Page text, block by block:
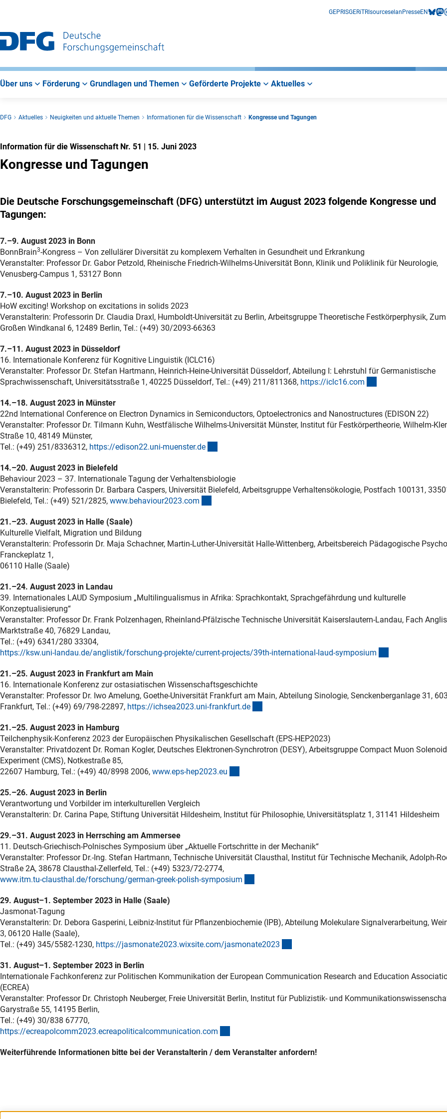
GEPRISGERiTRIsourceselan PresseEN
Über uns Förderung Grundlagen und Themen Geförderte Projekte Aktuelles
DFG Aktuelles Neuigkeiten und aktuelle Themen Informationen für die Wissenschaft Kongresse und Tagungen
Information für die Wissenschaft Nr. 51 | 15. Juni 2023
Kongresse und Tagungen
Die Deutsche Forschungsgemeinschaft (DFG) unterstützt im August 2023 folgende Kongresse und
Tagungen:
7.–9. August 2023 in Bonn
BonnBrain3-Kongress – Von zellulärer Diversität zu komplexem Verhalten in Gesundheit und Erkrankung
Veranstalter: Professor Dr. Gabor Petzold, Rheinische Friedrich-Wilhelms-Universität Bonn, Klinik und Poliklinik für Neurologie,
Venusberg-Campus 1, 53127 Bonn
7.–10. August 2023 in Berlin
HoW exciting! Workshop on excitations in solids 2023
Veranstalterin: Professorin Dr. Claudia Draxl, Humboldt-Universität zu Berlin, Arbeitsgruppe Theoretische Festkörperphysik, Zum
Großen Windkanal 6, 12489 Berlin, Tel.: (+49) 30/2093-66363
7.–11. August 2023 in Düsseldorf
16. Internationale Konferenz für Kognitive Linguistik (ICLC16)
Veranstalter: Professor Dr. Stefan Hartmann, Heinrich-Heine-Universität Düsseldorf, Abteilung I: Lehrstuhl für Germanistische
Sprachwissenschaft, Universitätsstraße 1, 40225 Düsseldorf, Tel.: (+49) 211/811368, https://iclc16.com
14.–18. August 2023 in Münster
22nd International Conference on Electron Dynamics in Semiconductors, Optoelectronics and Nanostructures (EDISON 22)
Veranstalter: Professor Dr. Tilmann Kuhn, Westfälische Wilhelms-Universität Münster, Institut für Festkörpertheorie, Wilhelm-
Straße 10, 48149 Münster,
Tel.: (+49) 251/8336312, https://edison22.uni-muenster.de
14.–20. August 2023 in Bielefeld
Behaviour 2023 – 37. Internationale Tagung der Verhaltensbiologie
Veranstalterin: Professorin Dr. Barbara Caspers, Universität Bielefeld, Arbeitsgruppe Verhaltensökologie, Postfach 100131,
Bielefeld, Tel.: (+49) 521/2825, www.behaviour2023.com
21.–23. August 2023 in Halle (Saale)
Kulturelle Vielfalt, Migration und Bildung
Veranstalterin: Professorin Dr. Maja Schachner, Martin-Luther-Universität Halle-Wittenberg, Arbeitsbereich Pädagogische
Franckeplatz 1,
06110 Halle (Saale)
21.–24. August 2023 in Landau
39. Internationales LAUD Symposium „Multilingualismus in Afrika: Sprachkontakt, Sprachgefährdung und kulturelle
Konzeptualisierung“
Veranstalter: Professor Dr. Frank Polzenhagen, Rheinland-Pfälzische Technische Universität Kaiserslautern-Landau, Fach
Marktstraße 40, 76829 Landau,
Tel.: (+49) 6341/280 33304,
https://ksw.uni-landau.de/anglistik/forschung-projekte/current-projects/39th-international-laud-symposium
21.–25. August 2023 in Frankfurt am Main
16. Internationale Konferenz zur ostasiatischen Wissenschaftsgeschichte
Veranstalter: Professor Dr. Iwo Amelung, Goethe-Universität Frankfurt am Main, Abteilung Sinologie, Senckenberganlage 31,
Frankfurt, Tel.: (+49) 69/798-22897, https://ichsea2023.uni-frankfurt.de
21.–25. August 2023 in Hamburg
Teilchenphysik-Konferenz 2023 der Europäischen Physikalischen Gesellschaft (EPS-HEP2023)
Veranstalter: Privatdozent Dr. Roman Kogler, Deutsches Elektronen-Synchrotron (DESY), Arbeitsgruppe Compact Muon Solenoid
Experiment (CMS), Notkestraße 85,
22607 Hamburg, Tel.: (+49) 40/8998 2006, www.eps-hep2023.eu
25.–26. August 2023 in Berlin
Verantwortung und Vorbilder im interkulturellen Vergleich
Veranstalterin: Dr. Carina Pape, Stiftung Universität Hildesheim, Institut für Philosophie, Universitätsplatz 1, 31141 Hildesheim
29.–31. August 2023 in Herrsching am Ammersee
11. Deutsch-Griechisch-Polnisches Symposium über „Aktuelle Fortschritte in der Mechanik“
Veranstalter: Professor Dr.-Ing. Stefan Hartmann, Technische Universität Clausthal, Institut für Technische Mechanik, Adolph-
Straße 2A, 38678 Clausthal-Zellerfeld, Tel.: (+49) 5323/72-2774,
www.itm.tu-clausthal.de/forschung/german-greek-polish-symposium
29. August–1. September 2023 in Halle (Saale)
Jasmonat-Tagung
Veranstalterin: Dr. Debora Gasperini, Leibniz-Institut für Pflanzenbiochemie (IPB), Abteilung Molekulare Signalverarbeitung,
3, 06120 Halle (Saale),
Tel.: (+49) 345/5582-1230, https://jasmonate2023.wixsite.com/jasmonate2023
31. August–1. September 2023 in Berlin
Internationale Fachkonferenz zur Politischen Kommunikation der European Communication Research and Education
(ECREA)
Veranstalter: Professor Dr. Christoph Neuberger, Freie Universität Berlin, Institut für Publizistik- und
Garystraße 55, 14195 Berlin,
Tel.: (+49) 30/838 67770,
https://ecreapolcomm2023.ecreapoliticalcommunication.com
Weiterführende Informationen bitte bei der Veranstalterin / dem Veranstalter anfordern!